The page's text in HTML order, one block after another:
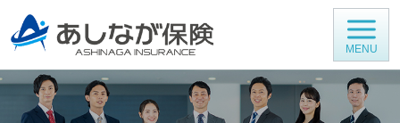
MENU